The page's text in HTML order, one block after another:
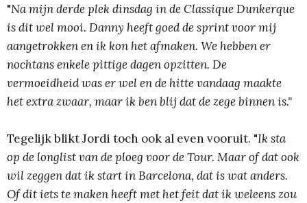
"Na mijn derde plek dinsdag in de Classique Dunkerque
is dit wel mooi. Danny heeft goed de sprint voor mij
aangetrokken en ik kon het afmaken. We hebben er
nochtans enkele pittige dagen opzitten. De
vermoeidheid was er wel en de hitte vandaag maakte
het extra zwaar, maar ik ben blij dat de zege binnen is."
Tegelijk blikt Jordi toch ook al even vooruit. "Ik sta
op de longlist van de ploeg voor de Tour. Maar of dat ook
wil zeggen dat ik start in Barcelona, dat is wat anders.
Of dit iets te maken heeft met het feit dat ik weleens zou